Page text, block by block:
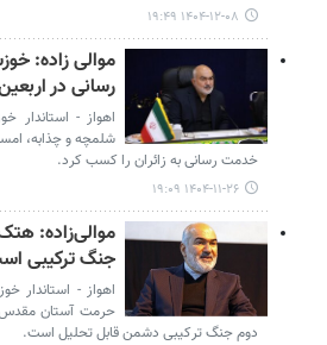
۱۴۰۴-۱۲-۰۸ ۱۹:۴۹
موالی زاده:
رسانی در
اهواز - استاندار
شلمچه و چذابه،
خدمت رسانی به زائران را کسب کرد.
۱۴۰۴-۱۱-۲۶ ۱۹:۰۹
موالی‌زاده:
جنگ ترکیبی
اهواز - استاندار
حرمت آستان مقدس
دوم جنگ ترکیبی دشمن قابل تحلیل است.